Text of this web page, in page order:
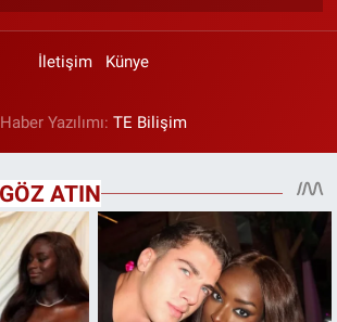
İletişim Künye
Haber Yazılımı: TE Bilişim